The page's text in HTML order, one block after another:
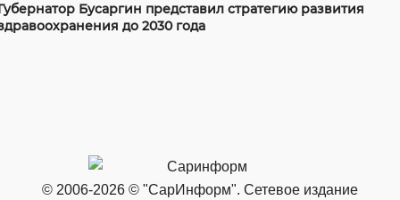
Бусаргин представил стратегию развития
до 2030 года
© 2006-2026 © "СарИнформ". Сетевое издание